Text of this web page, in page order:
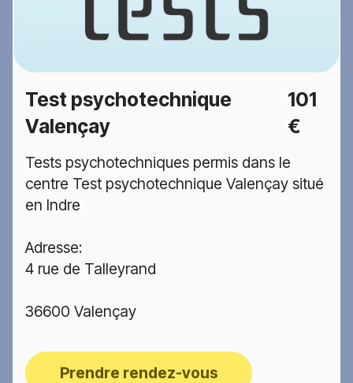
Test psychotechnique
Valençay
101
€
Tests psychotechniques permis dans le
centre Test psychotechnique Valençay situé
en Indre
Adresse:
4 rue de Talleyrand
36600 Valençay
Prendre rendez-vous